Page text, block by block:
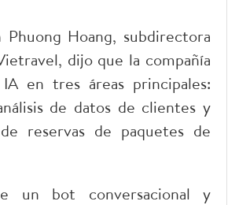
Phuong Hoang, subdirectora
dijo que la compañía
en tres áreas principales:
de datos de clientes y
reservas de paquetes de
un bot conversacional y